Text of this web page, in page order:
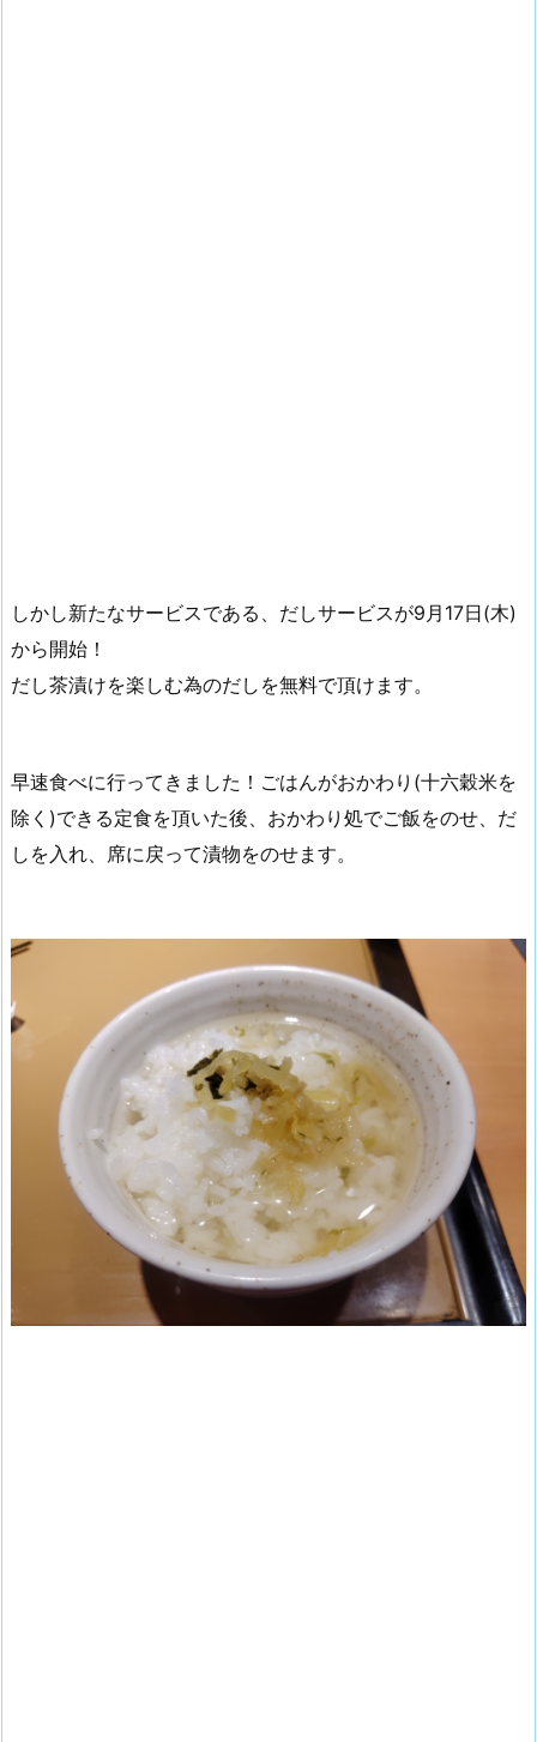
しかし新たなサービスである、だしサービスが9月17日(木)
から開始！
だし茶漬けを楽しむ為のだしを無料で頂けます。
早速食べに行ってきました！ごはんがおかわり(十六穀米を
除く)できる定食を頂いた後、おかわり処でご飯をのせ、だ
しを入れ、席に戻って漬物をのせます。